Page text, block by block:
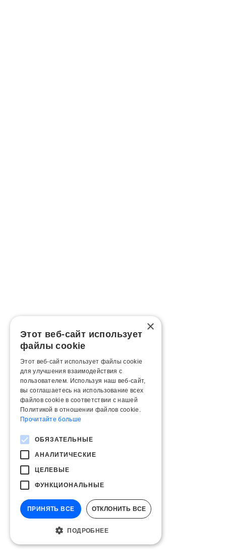
×
Этот веб-сайт использует
файлы cookie
Этот веб-сайт использует файлы cookie
для улучшения взаимодействия с
пользователем. Используя наш веб-сайт,
вы соглашаетесь на использование всех
файлов cookie в соответствии с нашей
Политикой в ​​отношении файлов cookie.
Прочитайте больше
ОБЯЗАТЕЛЬНЫЕ
АНАЛИТИЧЕСКИЕ
ЦЕЛЕВЫЕ
ФУНКЦИОНАЛЬНЫЕ
ПРИНЯТЬ ВСЕ ОТКЛОНИТЬ ВСЕ
ПОДРОБНЕЕ